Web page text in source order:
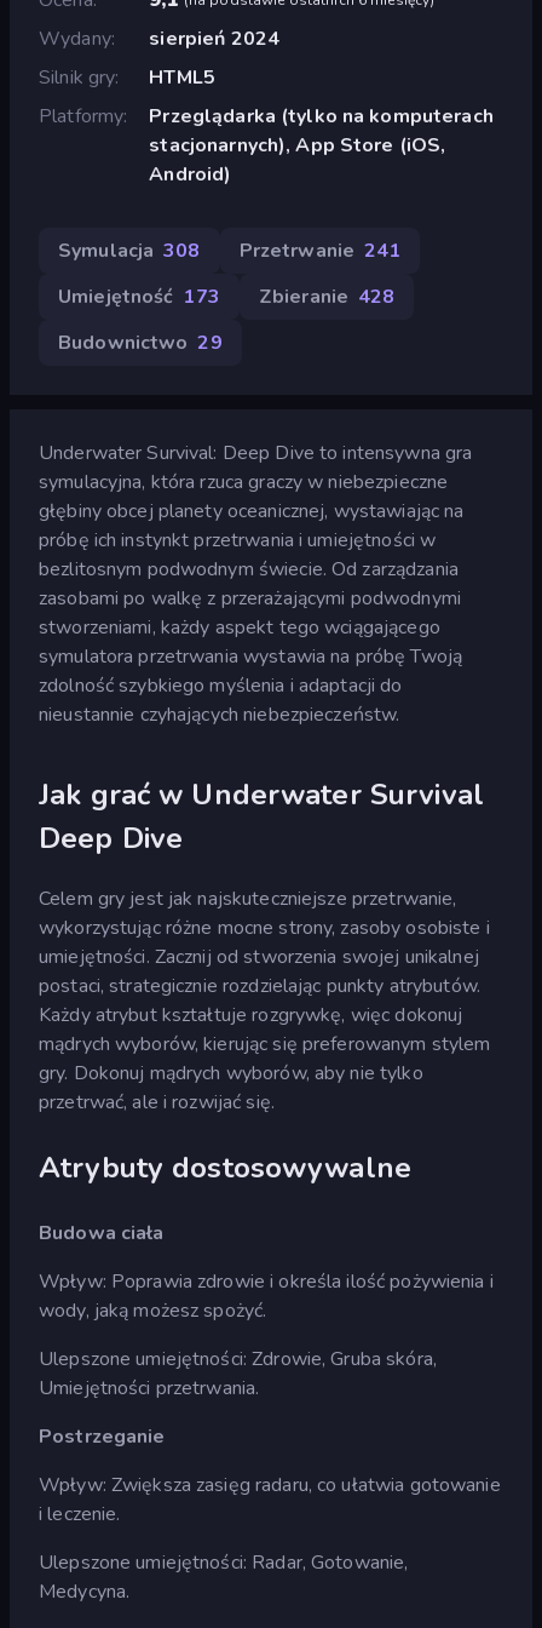
Wydany
sierpień 2024
Silnik gry
HTML5
Platformy
Przeglądarka (tylko na komputerach
stacjonarnych), App Store (iOS,
Android)
Symulacja 308 Przetrwanie 241
Umiejętność 173 Zbieranie 428
Budownictwo 29
Underwater Survival: Deep Dive to intensywna gra
symulacyjna, która rzuca graczy w niebezpieczne
głębiny obcej planety oceanicznej, wystawiając na
próbę ich instynkt przetrwania i umiejętności w
bezlitosnym podwodnym świecie. Od zarządzania
zasobami po walkę z przerażającymi podwodnymi
stworzeniami, każdy aspekt tego wciągającego
symulatora przetrwania wystawia na próbę Twoją
zdolność szybkiego myślenia i adaptacji do
nieustannie czyhających niebezpieczeństw.
Jak grać w Underwater Survival
Deep Dive
Celem gry jest jak najskuteczniejsze przetrwanie,
wykorzystując różne mocne strony, zasoby osobiste i
umiejętności. Zacznij od stworzenia swojej unikalnej
postaci, strategicznie rozdzielając punkty atrybutów.
Każdy atrybut kształtuje rozgrywkę, więc dokonuj
mądrych wyborów, kierując się preferowanym stylem
gry. Dokonuj mądrych wyborów, aby nie tylko
przetrwać, ale i rozwijać się.
Atrybuty dostosowywalne
Budowa ciała
Wpływ: Poprawia zdrowie i określa ilość pożywienia i
wody, jaką możesz spożyć.
Ulepszone umiejętności: Zdrowie, Gruba skóra,
Umiejętności przetrwania.
Postrzeganie
Wpływ: Zwiększa zasięg radaru, co ułatwia gotowanie
i leczenie.
Ulepszone umiejętności: Radar, Gotowanie,
Medycyna.